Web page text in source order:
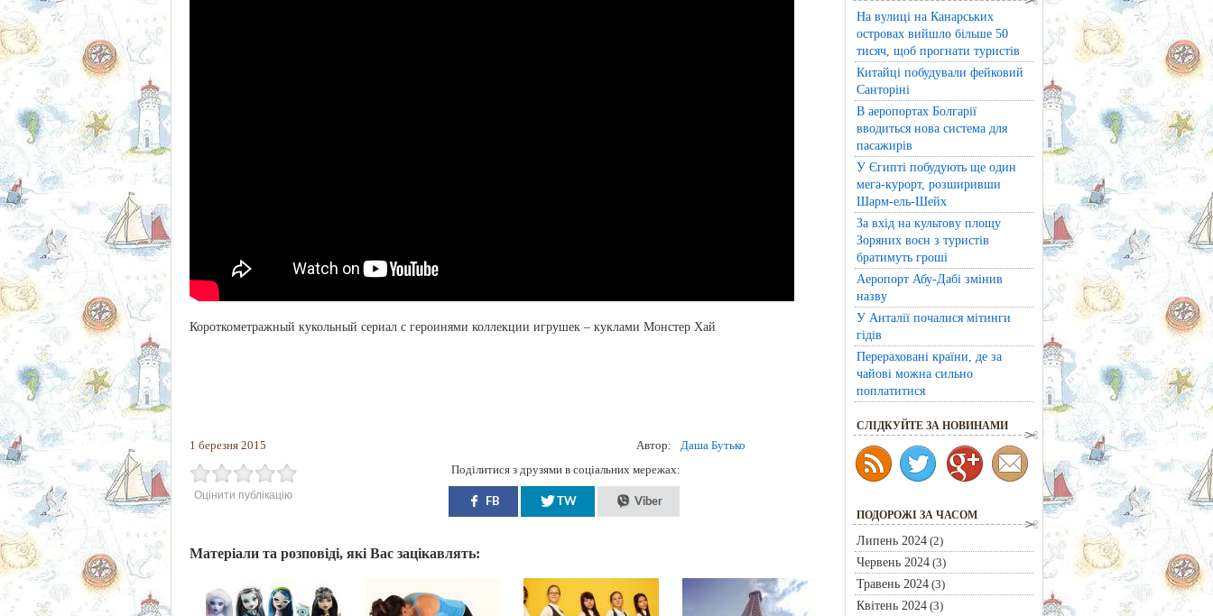
Короткометражный кукольный сериал с героинями коллекции игрушек – куклами Монстер Хай
1 березня 2015 Автор: Даша Бутько
Оцінити публікацію
Поділитися з друзями в соціальних мережах:
FB TW Viber
Матеріали та розповіді, які Вас зацікавлять:
На вулиці на Канарських
островах вийшло більше 50
тисяч, щоб прогнати туристів
Китайці побудували фейковий
Санторіні
В аеропортах Болгарії
вводиться нова система для
пасажирів
У Єгипті побудують ще один
мега-курорт, розширивши
Шарм-ель-Шейх
За вхід на культову площу
Зоряних воєн з туристів
братимуть гроші
Аеропорт Абу-Дабі змінив
назву
У Анталії почалися мітинги
гідів
Перераховані країни, де за
чайові можна сильно
поплатитися
CЛІДКУЙТЕ ЗА НОВИНАМИ
ПОДОРОЖІ ЗА ЧАСОМ
Липень 2024(2)
Червень 2024(3)
Травень 2024(3)
Квітень 2024(3)